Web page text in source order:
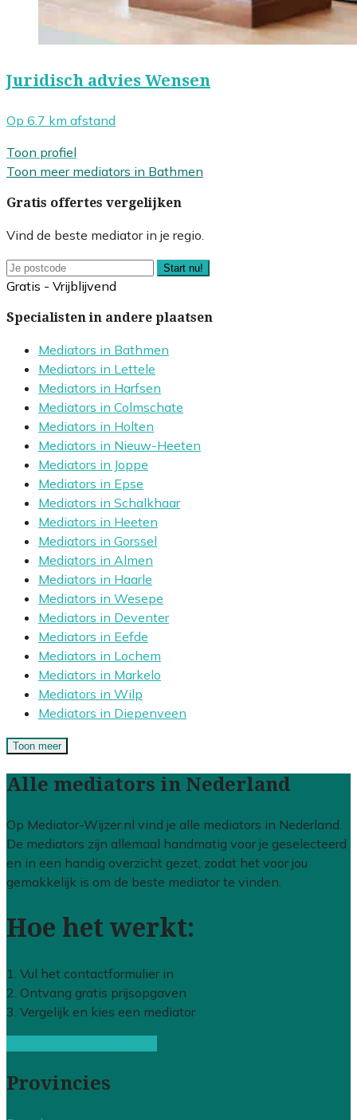
Juridisch advies Wensen
Op 6.7 km afstand
Toon profiel
Toon meer mediators in Bathmen
Gratis offertes vergelijken
Vind de beste mediator in je regio.
Start nu!
Gratis - Vrijblijvend
Specialisten in andere plaatsen
Mediators in Bathmen
Mediators in Lettele
Mediators in Harfsen
Mediators in Colmschate
Mediators in Holten
Mediators in Nieuw-Heeten
Mediators in Joppe
Mediators in Epse
Mediators in Schalkhaar
Mediators in Heeten
Mediators in Gorssel
Mediators in Almen
Mediators in Haarle
Mediators in Wesepe
Mediators in Deventer
Mediators in Eefde
Mediators in Lochem
Mediators in Markelo
Mediators in Wilp
Mediators in Diepenveen
Toon meer
Alle mediators in Nederland
Op Mediator-Wijzer.nl vind je alle mediators in Nederland.
De mediators zijn allemaal handmatig voor je geselecteerd
en in een handig overzicht gezet, zodat het voor jou
gemakkelijk is om de beste mediator te vinden.
Hoe het werkt:
1. Vul het contactformulier in
2. Ontvang gratis prijsopgaven
3. Vergelijk en kies een mediator
Provincies